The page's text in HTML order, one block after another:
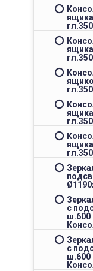
гл.350
гл.350
гл.350
гл.350
гл.350
с
ш.600
с
ш.600